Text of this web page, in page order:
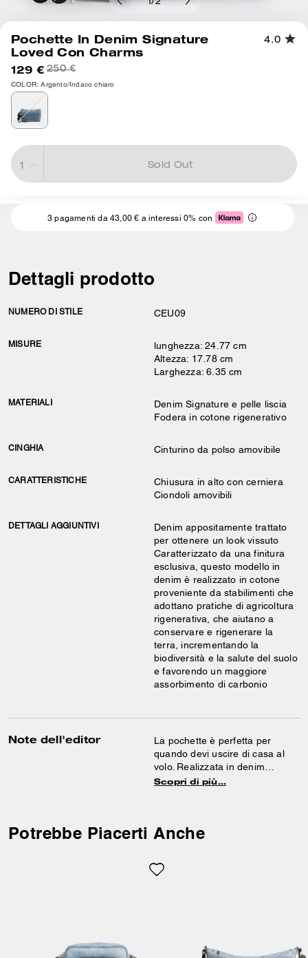
1/2
Pochette In Denim Signature
Loved Con Charms
4.0
129 € 250 €
COLOR: Argento/Indaco chiaro
Sold Out
3 pagamenti da 43,00 € a interessi 0% con
Dettagli prodotto
NUMERO DI STILE CEU09
MISURE
lunghezza: 24.77 cm
Altezza: 17.78 cm
Larghezza: 6.35 cm
MATERIALI
Denim Signature e pelle liscia
Fodera in cotone rigenerativo
CINGHIA Cinturino da polso amovibile
CARATTERISTICHE
Chiusura in alto con cerniera
Ciondoli amovibili
DETTAGLI AGGIUNTIVI
Denim appositamente trattato
per ottenere un look vissuto
Caratterizzato da una finitura
esclusiva, questo modello in
denim è realizzato in cotone
proveniente da stabilimenti che
adottano pratiche di agricoltura
rigenerativa, che aiutano a
conservare e rigenerare la
terra, incrementando la
biodiversità e la salute del suolo
e favorendo un maggiore
assorbimento di carbonio
Note dell'editor
La pochette è perfetta per
quando devi uscire di casa al
volo. Realizzata in denim
Signature e pelle liscia, questa
rimovibili aggiungono un tocco
Scopri di più…
Potrebbe Piacerti Anche